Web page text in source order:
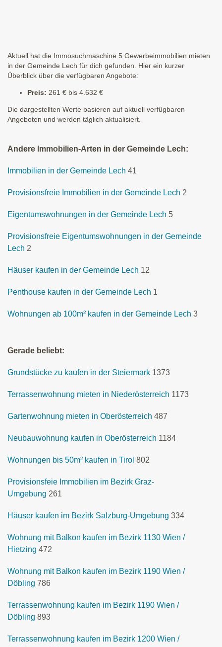
Aktuell hat die Immosuchmaschine 5 Gewerbeimmobilien mieten
in der Gemeinde Lech für dich gefunden. Hier ein kurzer
Überblick über die verfügbaren Angebote:
Preis: 261 € bis 4.632 €
Die dargestellten Werte basieren auf aktuell verfügbaren
Angeboten und werden täglich aktualisiert.
Andere Immobilien-Arten in der Gemeinde Lech:
Immobilien in der Gemeinde Lech 41
Provisionsfreie Immobilien in der Gemeinde Lech 2
Eigentumswohnungen in der Gemeinde Lech 5
Provisionsfreie Eigentumswohnungen in der Gemeinde
Lech 2
Häuser kaufen in der Gemeinde Lech 12
Penthouse kaufen in der Gemeinde Lech 1
Wohnungen ab 100m² kaufen in der Gemeinde Lech 3
Gerade beliebt:
Grundstücke zu kaufen in der Steiermark 1373
Terrassenwohnung mieten in Niederösterreich 1173
Gartenwohnung mieten in Oberösterreich 487
Neubauwohnung kaufen in Oberösterreich 1184
Wohnungen bis 50m² kaufen in Tirol 802
Provisionsfeie Immobilien im Bezirk Graz-
Umgebung 261
Häuser kaufen im Bezirk Salzburg-Umgebung 334
Wohnung mit Balkon kaufen im Bezirk 1130 Wien /
Hietzing 472
Wohnung mit Balkon kaufen im Bezirk 1190 Wien /
Döbling 786
Terrassenwohnung kaufen im Bezirk 1190 Wien /
Döbling 893
Terrassenwohnung kaufen im Bezirk 1200 Wien /